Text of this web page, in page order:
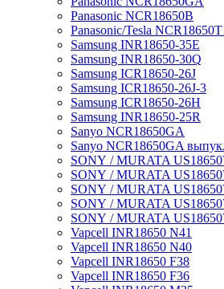
Panasonic NCR18650B
Panasonic/Tesla
Samsung INR18650-35E
Samsung INR18650-30Q
Samsung ICR18650-26J
Samsung ICR18650-26J-3
Samsung ICR18650-26H
Samsung INR18650-25R
Sanyo NCR18650GA
Sanyo NCR18650GA
SONY / MURATA
SONY / MURATA
SONY / MURATA
SONY / MURATA
SONY / MURATA
Vapcell INR18650 N41
Vapcell INR18650 N40
Vapcell INR18650 F38
Vapcell INR18650 F36